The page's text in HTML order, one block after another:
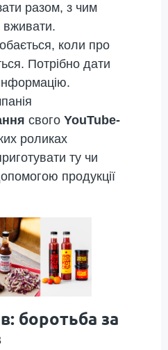
разом, з чим
коли про
Потрібно дати
свого YouTube-
роликах
ту чи
продукції
боротьба за